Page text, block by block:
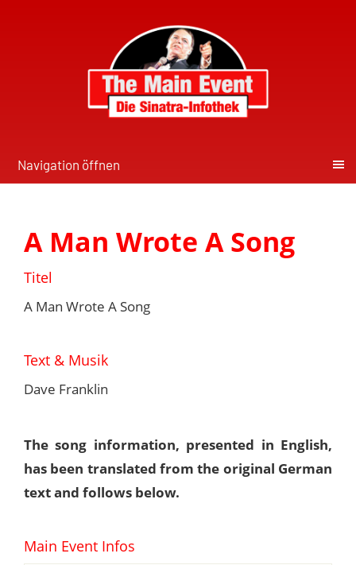
Navigation öffnen
A Man Wrote A Song
Titel
A Man Wrote A Song
Text & Musik
Dave Franklin
The song information, presented in English,
has been translated from the original German
text and follows below.
Main Event Infos